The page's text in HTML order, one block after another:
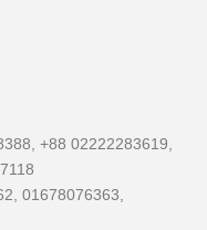
+88 02222283619,
01678076363,